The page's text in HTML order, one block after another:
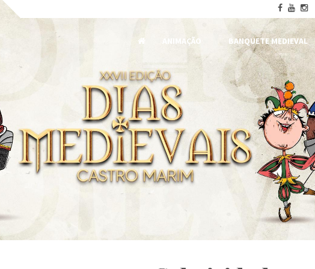
ANIMAÇÃO
BANQUETE MEDIEVAL